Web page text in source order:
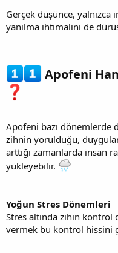
Gerçek düşünce, yalnızca
yanılma ihtimalini de
Apofeni
Apofeni bazı dönemlerde
zihnin yorulduğu,
arttığı zamanlarda insan
yükleyebilir.
Yoğun Stres Dönemleri
Stres altında zihin kontrol
vermek bu kontrol hissini